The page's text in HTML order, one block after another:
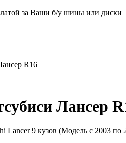
за Ваши б/у шины или диски
R16
Лансер
Lancer 9 кузов (Модель с 2003 по